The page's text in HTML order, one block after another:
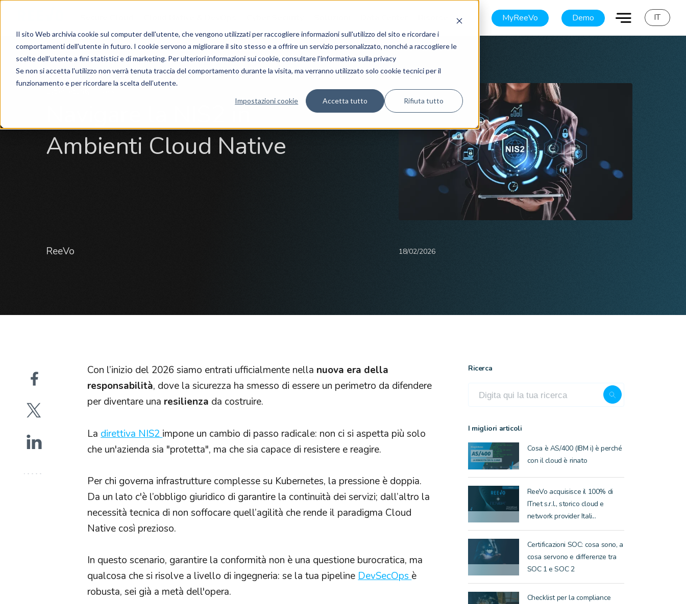
Il sito Web archivia cookie sul computer dell'utente, che vengono utilizzati per raccogliere informazioni sull'utilizzo del sito e ricordare i
comportamenti dell'utente in futuro. I cookie servono a migliorare il sito stesso e a offrire un servizio personalizzato, nonché a raccogliere le
scelte dell’utente a fini statistici e di marketing. Per ulteriori informazioni sui cookie, consultare l'informativa sulla privacy
Se non si accetta l'utilizzo non verrà tenuta traccia del comportamento durante la visita, ma verranno utilizzato solo cookie tecnici per il
funzionamento e per ricordare la scelta dell’utente.
Impostazioni cookie Accetta tutto Rifiuta tutto
MyReeVo Demo IT
Navigare la NIS2 in
Ambienti Cloud Native
ReeVo 18/02/2026
Con l’inizio del 2026 siamo entrati ufficialmente nella nuova era della
responsabilità, dove la sicurezza ha smesso di essere un perimetro da difendere
per diventare una resilienza da costruire.
La direttiva NIS2 impone un cambio di passo radicale: non ci si aspetta più solo
che un'azienda sia "protetta", ma che sia capace di resistere e reagire.
Per chi governa infrastrutture complesse su Kubernetes, la pressione è doppia.
Da un lato c'è l’obbligo giuridico di garantire la continuità dei servizi; dall’altro la
necessità tecnica di non soffocare quell’agilità che rende il paradigma Cloud
Native così prezioso.
In questo scenario, garantire la conformità non è una questione burocratica, ma
qualcosa che si risolve a livello di ingegneria: se la tua pipeline DevSecOps è
robusta, sei già a metà dell'opera.
Ricerca
I migliori articoli
Cosa è AS/400 (IBM i) è perché
con il cloud è rinato
ReeVo acquisisce il 100% di
ITnet s.r.l., storico cloud e
network provider Itali...
Certificazioni SOC: cosa sono, a
cosa servono e differenze tra
SOC 1 e SOC 2
Checklist per la compliance